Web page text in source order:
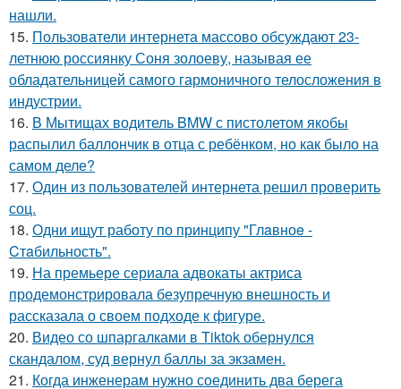
нашли.
15. Пользователи интернета массово обсуждают 23-
летнюю россиянку Соня золоеву, называя ее
обладательницей самого гармоничного телосложения в
индустрии.
16. В Мытищах водитель BMW с пистолетом якобы
распылил баллончик в отца с ребёнком, но как было на
самом деле?
17. Один из пользователей интернета решил проверить
соц.
18. Одни ищут работу по принципу "Глaвноe -
Cтaбильность".
19. На премьере сериала адвокаты актриса
продемонстрировала безупречную внешность и
рассказала о своем подходе к фигуре.
20. Видео со шпаргалками в Tiktok обернулся
скандалом, суд вернул баллы за экзамен.
21. Когда инженерам нужно соединить два берега